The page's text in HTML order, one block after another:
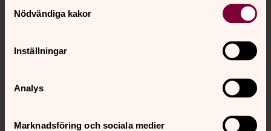
Nödvändiga kakor
Inställningar
Analys
Marknadsföring och sociala medier
Tillbaka till toppen
Tillbaka till innehållet